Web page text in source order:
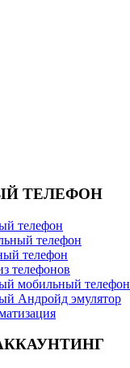
ТЕЛЕФОН
телефон
телефон
телефон
телефонов
мобильный телефон
Андройд эмулятор